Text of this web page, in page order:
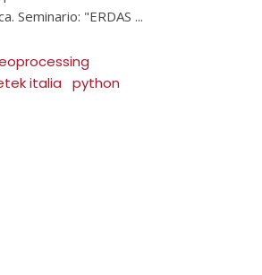
Seminario: "ERDAS
italia
python